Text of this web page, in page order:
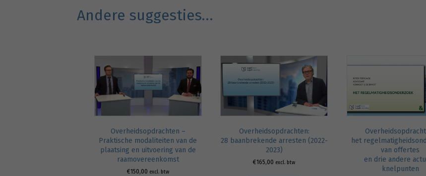
Andere suggesties…
Overheidsopdrachten –
Praktische modaliteiten van de
plaatsing en uitvoering van de
raamovereenkomst
€150,00 excl. btw
Overheidsopdrachten:
28 baanbrekende arresten (2022-
2023)
€165,00 excl. btw
het
van offertes
en drie andere
knelpunten